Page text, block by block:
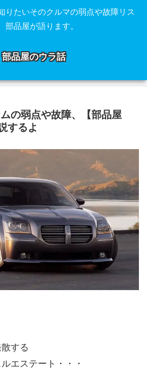
りたいそのクルマの弱点や故障リス
部品屋が語ります。
部品屋のウラ話
の弱点や故障、【部品屋
するよ
する
エステート・・・